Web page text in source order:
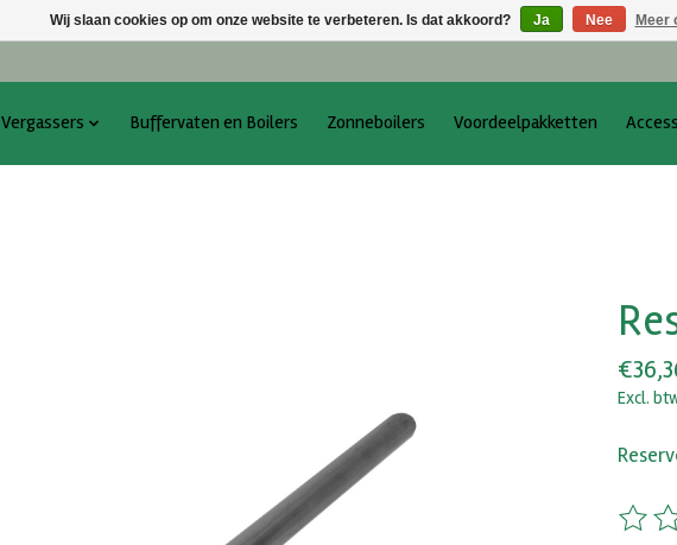
Vergassers Buffervaten en Boilers Zonneboilers Voordeelpakketten
Excl.
De
Wij slaan cookies op om onze website te verbeteren. Is dat akkoord? Ja Nee Meer